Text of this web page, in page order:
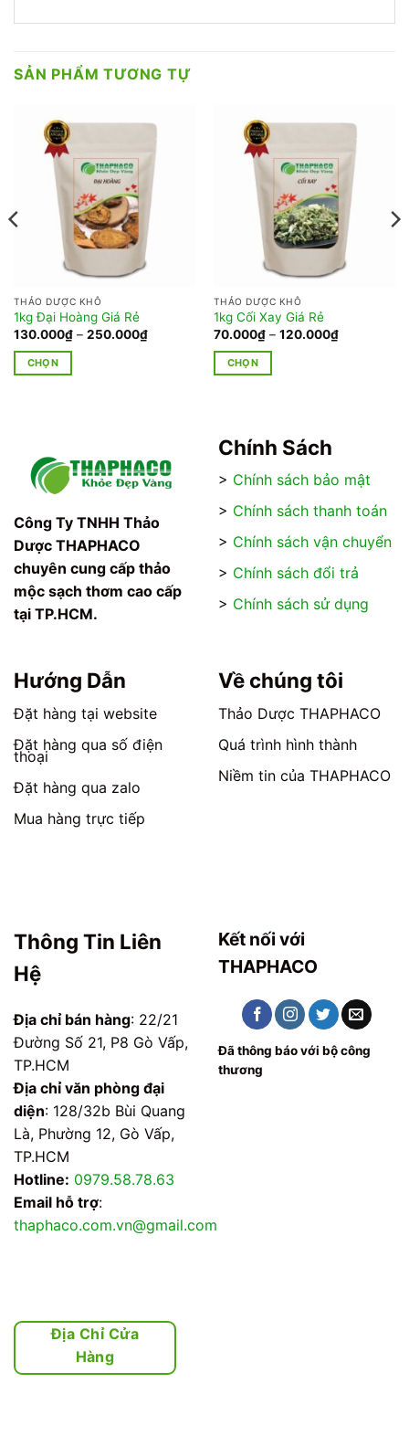
SẢN PHẨM TƯƠNG TỰ
THẢO DƯỢC KHÔ
1kg Đại Hoàng Giá Rẻ
130.000₫ – 250.000₫Khoảng
giá:
CHỌN
nhiều
biến
Các
tùy
chọn
có
thể
được
trang
sản
phẩm
THẢO DƯỢC KHÔ
1kg Cối Xay Giá Rẻ
70.000₫ – 120.000₫Khoảng
giá:
CHỌN
có
nhiều
biến
Các
tùy
có
được
trang
sản
phẩm
Công Ty TNHH Thảo
Dược THAPHACO
chuyên cung cấp thảo
mộc sạch thơm cao cấp
tại TP.HCM.
Chính Sách
> Chính sách bảo mật
> Chính sách thanh toán
> Chính sách vận chuyển
> Chính sách đổi trả
> Chính sách sử dụng
Hướng Dẫn
Đặt hàng tại website
Đặt hàng qua số điện
thoại
Đặt hàng qua zalo
Mua hàng trực tiếp
Về chúng tôi
Thảo Dược THAPHACO
Quá trình hình thành
Niềm tin của THAPHACO
Thông Tin Liên
Hệ
Địa chỉ bán hàng: 22/21
Đường Số 21, P8 Gò Vấp,
TP.HCM
Địa chỉ văn phòng đại
diện: 128/32b Bùi Quang
Là, Phường 12, Gò Vấp,
TP.HCM
Hotline: 0979.58.78.63
Email hỗ trợ:
thaphaco.com.vn@gmail.com
Kết nối với
THAPHACO
Đã thông báo với bộ công
thương
Địa Chỉ Cửa
Hàng